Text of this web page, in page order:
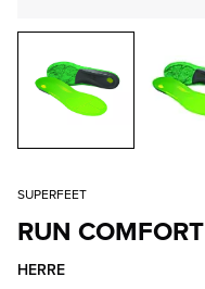
SUPERFEET
RUN COMFORT
HERRE